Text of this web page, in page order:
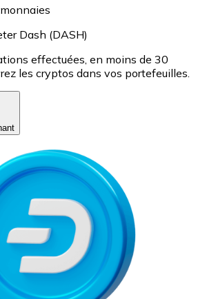
Dash (DASH)
effectuées, en moins de 30
les cryptos dans vos portefeuilles.